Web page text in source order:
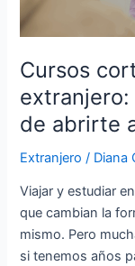
Cursos
de abrirte
Extranjero / Diana
Viajar y estudiar
que cambian la
mismo. Pero
si tenemos años
el
extranjero:
una
inteligente
de
abrirte
mundo.